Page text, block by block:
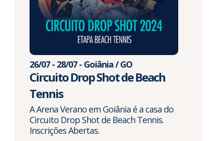
26/07 - 28/07 - Goiânia / GO
Circuito Drop Shot de Beach
Tennis
A Arena Verano em Goiânia é a casa do
Circuito Drop Shot de Beach Tennis.
Inscrições Abertas.